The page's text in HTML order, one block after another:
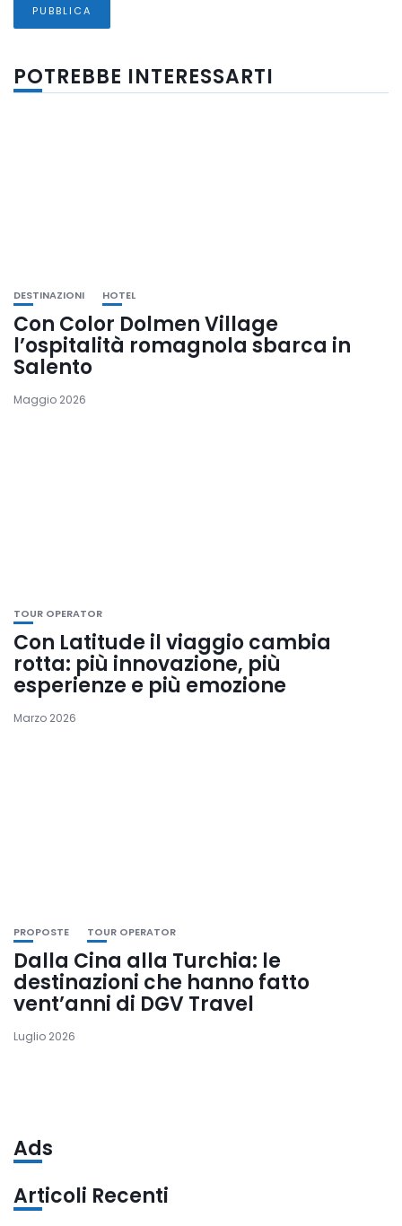
POTREBBE INTERESSARTI
DESTINAZIONI HOTEL
Con Color Dolmen Village
l’ospitalità romagnola sbarca in
Salento
Maggio 2026
TOUR OPERATOR
Con Latitude il viaggio cambia
rotta: più innovazione, più
esperienze e più emozione
Marzo 2026
PROPOSTE TOUR OPERATOR
Dalla Cina alla Turchia: le
destinazioni che hanno fatto
vent’anni di DGV Travel
Luglio 2026
Ads
Articoli Recenti